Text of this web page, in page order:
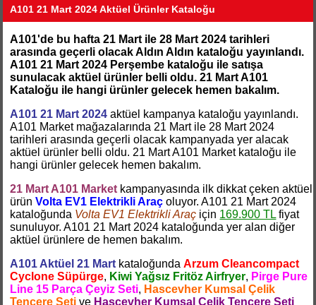
A101 21 Mart 2024 Aktüel Ürünler Kataloğu
A101'de bu hafta 21 Mart ile 28 Mart 2024 tarihleri
arasında geçerli olacak Aldın Aldın kataloğu yayınlandı.
A101 21 Mart 2024 Perşembe kataloğu ile satışa
sunulacak aktüel ürünler belli oldu. 21 Mart A101
Kataloğu ile hangi ürünler gelecek hemen bakalım.
A101 21 Mart 2024 aktüel kampanya kataloğu yayınlandı.
A101 Market mağazalarında 21 Mart ile 28 Mart 2024
tarihleri arasında geçerli olacak kampanyada yer alacak
aktüel ürünler belli oldu. 21 Mart A101 Market kataloğu ile
hangi ürünler gelecek hemen bakalım.
21 Mart A101 Market kampanyasında ilk dikkat çeken aktüel
ürünVolta EV1 Elektrikli Araç oluyor. A101 21 Mart 2024
kataloğunda Volta EV1 Elektrikli Araç için 169.900 TL fiyat
sunuluyor. A101 21 Mart 2024 kataloğunda yer alan diğer
aktüel ürünlere de hemen bakalım.
A101 Aktüel 21 Mart kataloğundaArzum Cleancompact
Cyclone Süpürge, Kiwi Yağsız Fritöz Airfryer, Pirge Pure
Line 15 Parça Çeyiz Seti, Hascevher Kumsal Çelik
Tencere Seti ve Hascevher Kumsal Çelik Tencere Seti